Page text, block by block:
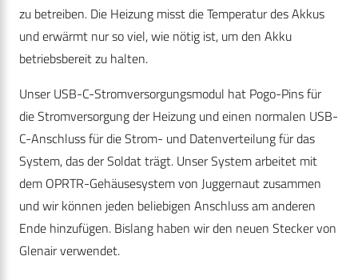
zu betreiben. Die Heizung misst die Temperatur des Akkus
und erwärmt nur so viel, wie nötig ist, um den Akku
betriebsbereit zu halten.
Unser USB-C-Stromversorgungsmodul hat Pogo-Pins für
die Stromversorgung der Heizung und einen normalen USB-
C-Anschluss für die Strom- und Datenverteilung für das
System, das der Soldat trägt. Unser System arbeitet mit
dem OPRTR-Gehäusesystem von Juggernaut zusammen
und wir können jeden beliebigen Anschluss am anderen
Ende hinzufügen. Bislang haben wir den neuen Stecker von
Glenair verwendet.